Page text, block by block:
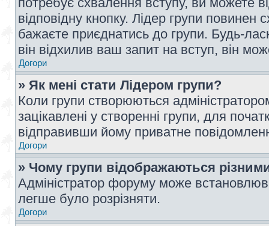
відповідну кнопку. Лідер групи
бажаєте приєднатись до групи. Будь-
він відхилив ваш запит на вступ, він
Догори
» Як мені стати Лідером групи?
Коли групи створюються
зацікавлені у створенні групи, для
відправивши йому приватне
Догори
» Чому групи відображаються
Адміністратор форуму може
легше було розрізняти.
Догори